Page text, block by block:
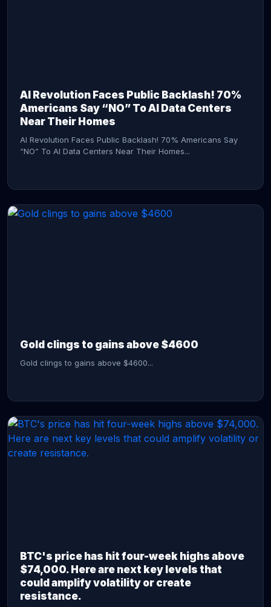
AI Revolution Faces Public Backlash! 70%
Americans Say “NO” To AI Data Centers
Near Their Homes
AI Revolution Faces Public Backlash! 70% Americans Say
“NO” To AI Data Centers Near Their Homes...
Gold clings to gains above $4600
Gold clings to gains above $4600...
BTC's price has hit four-week highs above
$74,000. Here are next key levels that
could amplify volatility or create
resistance.